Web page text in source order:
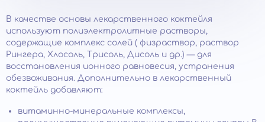
В качестве основы лекарственного коктейля
используют полиэлектролитные растворы,
содержащие комплекс солей ( физраствор, раствор
Рингера, Хлосоль, Трисоль, Дисоль и др.) — для
восстановления ионного равновесия, устранения
обезвоживания. Дополнительно в лекарственный
коктейль добавляют:
витаминно-минеральные комплексы,